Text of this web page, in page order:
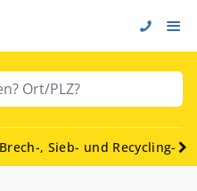
Ort/PLZ?
Brech-, Sieb- und Recycling-